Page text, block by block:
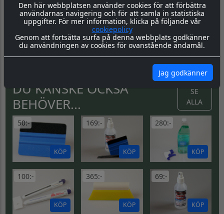
Den här webbplatsen använder cookies för att förbättra
användarnas navigering och för att samla in statistiska
uppgifter. För mer information, klicka på följande vår
cookiepolicy
Genom att fortsätta surfa på denna webbplats godkänner
du användningen av cookies för ovanstående ändamål.
Jag godkänner
underlättar monteringen. Appliceringstapen tas bort efter
montering, och kvar sitter då endast dekalen.
Montering:
Montageanvisning hittar du
här
Skötsel & Hållbarhet:Läs igenom våra instruktioner före
och efter montage
DU KANSKE OCKSÅ
BEHÖVER...
SE
ALLA
50:-
KÖP
169:-
KÖP
280:-
KÖP
100:-
KÖP
365:-
KÖP
69:-
KÖP